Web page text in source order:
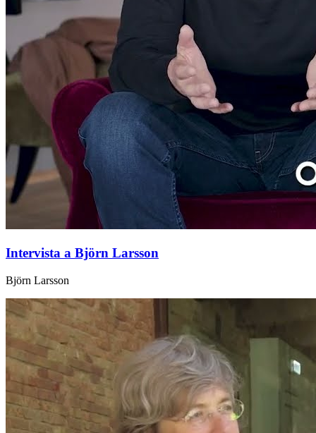
Intervista a Björn Larsson
Björn Larsson